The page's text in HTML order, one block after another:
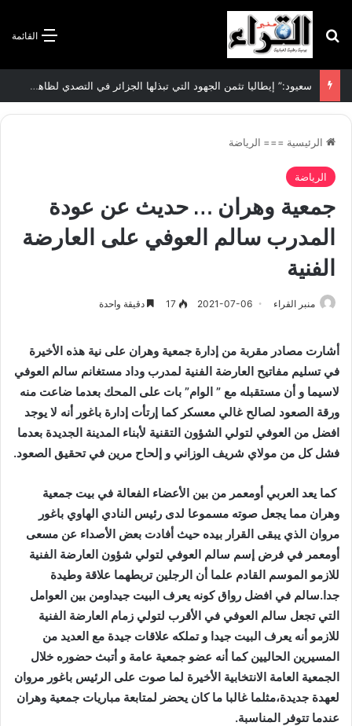
القائمة بحث عن
سعيود:” إيطاليا تثمن الجهود التي تبذلها الجزائر في التصدي لظاهرة الهجرة غير الشرعية”
الرئيسية === الرياضة
الرياضة
جمعية وهران … حديث عن عودة
المدرب سالم العوفي على العارضة
الفنية
منبر القراء 2021-07-06
17 دقيقة واحدة
أشارت مصادر مقربة من إدارة جمعية وهران على نية هذه الأخيرة
في تسليم مفاتيح العارضة الفنية لمدرب وداد مستغانم سالم العوفي
لاسيما و أن مستقبله مع ” الوام” بات على المحك بعدما ضاعت منه
ورقة الصعود لصالح غالي معسكر كما إرتأت إدارة باغور أنه لا يوجد
افضل من العوفي لتولي الشؤون التقنية لأبناء المدينة الجديدة بعدما
فشل كل من مولاي شريف الوزاني و إلحاح مرين في تحقيق الصعود.
كما يعد العربي أومعمر من بين الأعضاء الفعالة في بيت جمعية
وهران مما يجعل صوته مسموعا لدى رئيس النادي الهاوي باغور
مروان الذي يبقى القرار بيده حيث أفادت بعض الأصداء عن مسعى
أومعمر في فرض إسم سالم العوفي لتولي شؤون العارضة الفنية
للازمو الموسم القادم علما أن الرجلين تربطهما علاقة وطيدة
جدا.سالم في افضل رواق كونه يعرف البيت جيداومن بين العوامل
التي تجعل سالم العوفي في الأقرب لتولي زمام العارضة الفنية
للازمو أنه يعرف البيت جيدا و تملكه علاقات جيدة مع العديد من
المسيرين الحاليين كما أنه عضو جمعية عامة و أتبث حضوره خلال
الجمعية العامة الانتخابية الأخيرة لما صوت على الرئيس باغور مروان
لعهدة جديدة،مثلما غالبا ما كان يحضر لمتابعة مباريات جمعية وهران
عندما تتوفر المناسبة.